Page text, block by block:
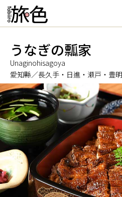
うなぎの瓢家
Unaginohisagoya
愛知縣／長久手・日進・瀬戸・豊明